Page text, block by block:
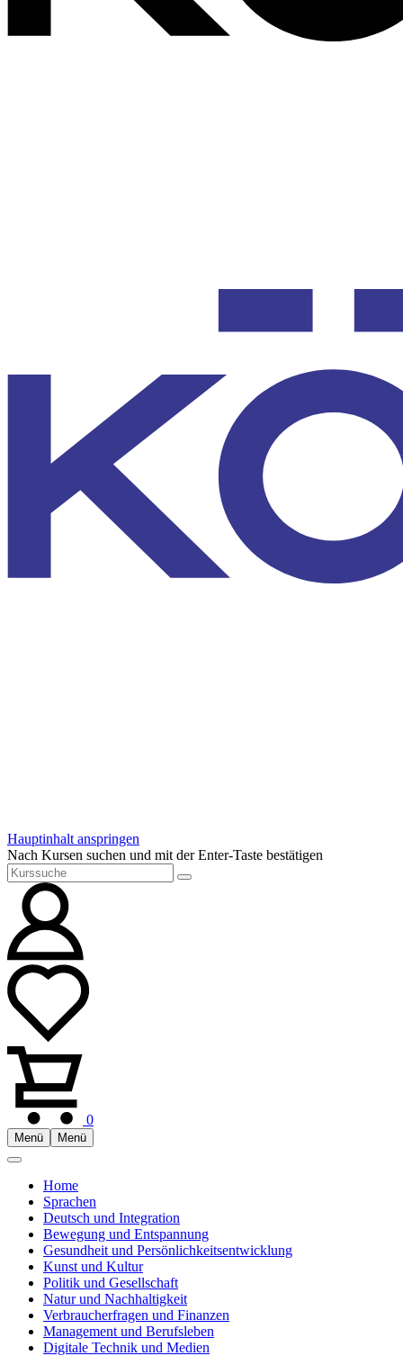
Hauptinhalt anspringen
Nach Kursen suchen und mit der Enter-Taste bestätigen
0
Menü Menü
Home
Sprachen
Deutsch und Integration
Bewegung und Entspannung
Gesundheit und Persönlichkeitsentwicklung
Kunst und Kultur
Politik und Gesellschaft
Natur und Nachhaltigkeit
Verbraucherfragen und Finanzen
Management und Berufsleben
Digitale Technik und Medien